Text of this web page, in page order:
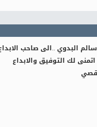
البدوي ..الى صاحب
لك التوفيق والابداع